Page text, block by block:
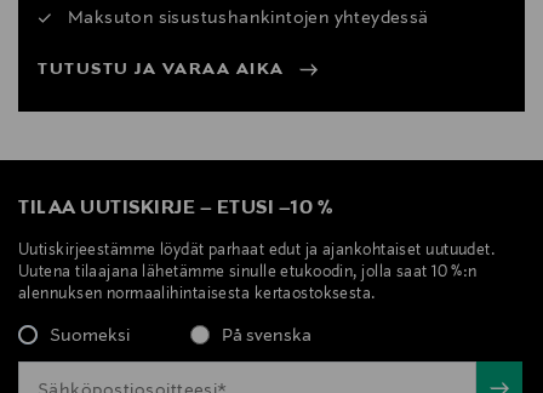
Maksuton sisustushankintojen yhteydessä
TUTUSTU JA VARAA AIKA
TILAA UUTISKIRJE – ETUSI –10 %
Uutiskirjeestämme löydät parhaat edut ja ajankohtaiset uutuudet.
Uutena tilaajana lähetämme sinulle etukoodin, jolla saat 10 %:n
alennuksen normaalihintaisesta kertaostoksesta.
Suomeksi På svenska